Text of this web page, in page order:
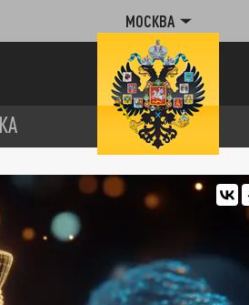
МОСКВА